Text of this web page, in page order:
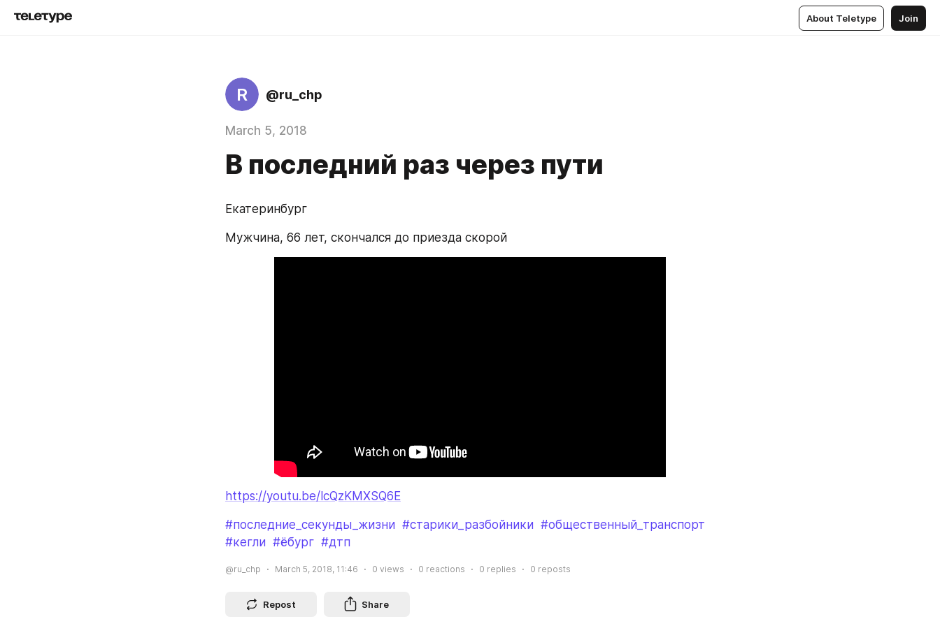
About Teletype Join
R @ru_chp
March 5, 2018
В последний раз через пути
Екатеринбург
Мужчина, 66 лет, скончался до приезда скорой
https://youtu.be/lcQzKMXSQ6E
#последние_секунды_жизни #старики_разбойники #общественный_транспорт
#кегли #ёбург #дтп
@ru_chp March 5, 2018, 11:46 0 views 0 reactions 0 replies 0 reposts
Repost Share